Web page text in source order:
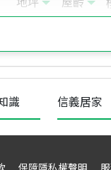
識 信義居家
保障隱私權聲明